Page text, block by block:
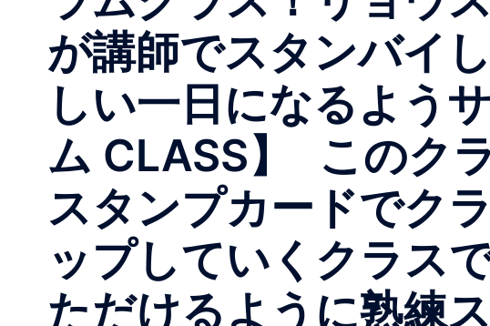
が講師でスタンバイ
しい一日になるよう
ム CLASS】 このク
スタンプカードでク
ップしていくクラス
ただけるように熟練